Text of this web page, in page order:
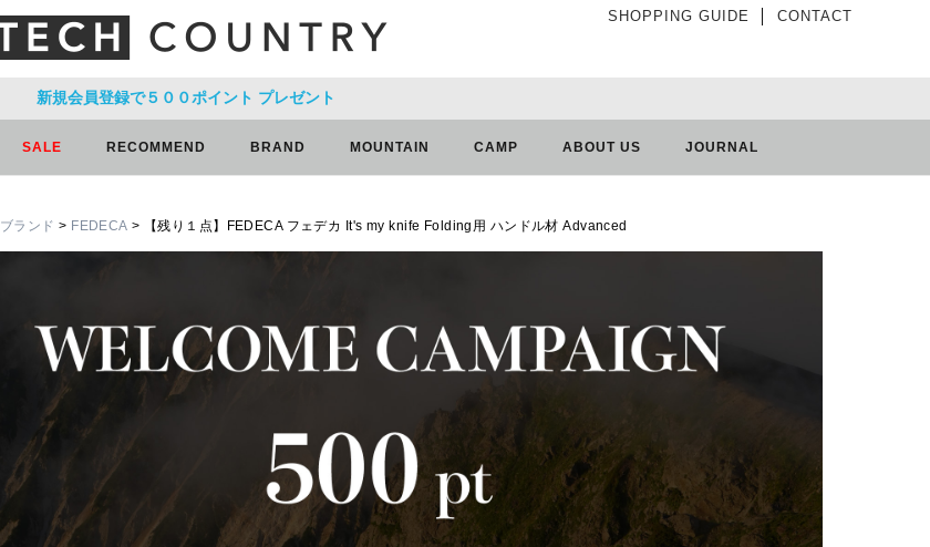
SHOPPING GUIDE CONTACT
新規会員登録で５００ポイント プレゼント
SALE RECOMMEND BRAND MOUNTAIN CAMP ABOUT US JOURNAL
ブランド FEDECA 【残り１点】FEDECA フェデカ It's my knife Folding用 ハンドル材 Advanced